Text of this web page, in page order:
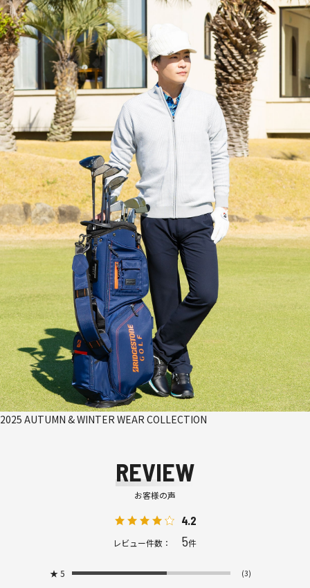
2025 AUTUMN & WINTER WEAR COLLECTION
REVIEW
お客様の声
4.2
レビュー件数： 5件
★ 5 (3)